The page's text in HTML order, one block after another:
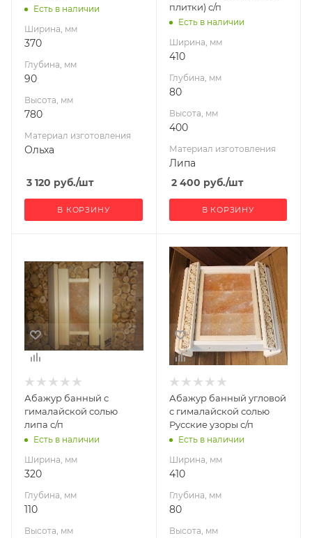
Есть в наличии
Ширина, мм
370
Глубина, мм
90
Высота, мм
780
Материал изготовления
Ольха
3 120 руб./шт
В КОРЗИНУ
плитки) с/п
Есть в наличии
Ширина, мм
410
Глубина, мм
80
Высота, мм
400
Материал изготовления
Липа
2 400 руб./шт
В КОРЗИНУ
320
Глубина, мм
110
Высота, мм
350
Материал
Липа
Абажур банный с
гималайской солью
липа с/п
Есть в наличии
Ширина, мм
320
Глубина, мм
110
Высота, мм
Ширина, мм
410
Глубина, мм
80
Высота, мм
400
Материал
Липа
Абажур банный угловой
с гималайской солью
Русские узоры с/п
Есть в наличии
Ширина, мм
410
Глубина, мм
80
Высота, мм